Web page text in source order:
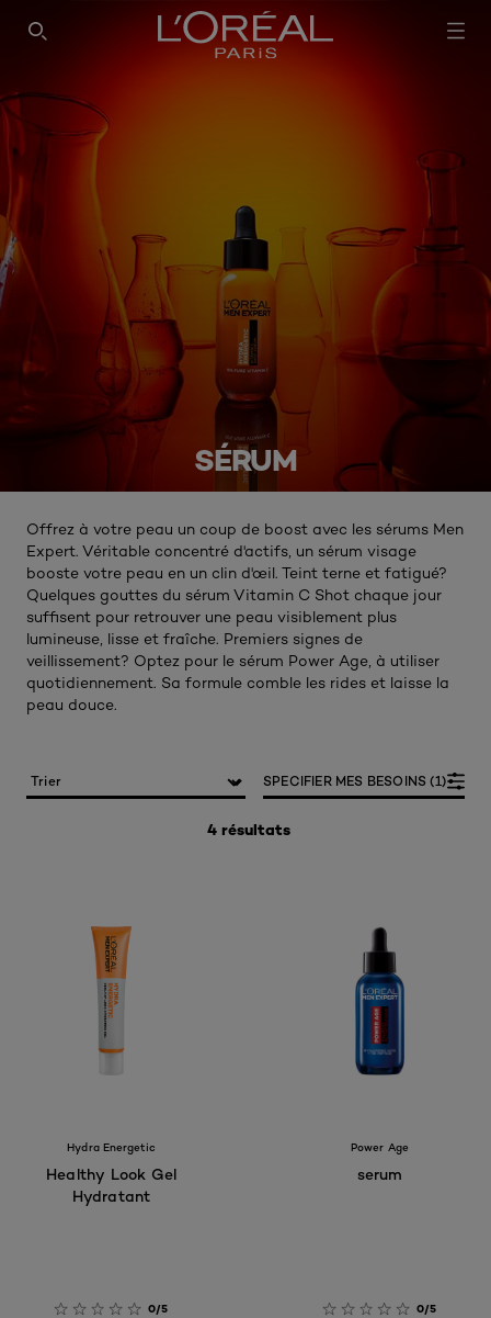
SÉRUM​
Offrez à votre peau un coup de boost avec les sérums Men
Expert. Véritable concentré d'actifs, un sérum visage
booste votre peau en un clin d'œil. Teint terne et fatigué?
Quelques gouttes du sérum Vitamin C Shot chaque jour
suffisent pour retrouver une peau visiblement plus
lumineuse, lisse et fraîche. Premiers signes de
veillissement? Optez pour le sérum Power Age, à utiliser
quotidiennement. Sa formule comble les rides et laisse la
peau douce.​
4 résultats
SPECIFIER MES BESOINS (1)
Hydra Energetic
Healthy Look Gel
Hydratant
0/5
Power Age
serum
0/5